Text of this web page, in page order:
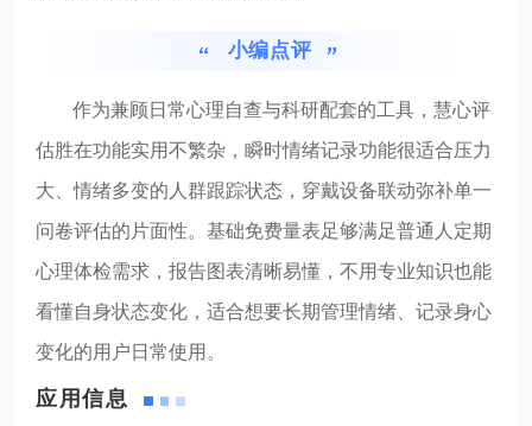
小编点评
作为兼顾日常心理自查与科研配套的工具，慧心评
估胜在功能实用不繁杂，瞬时情绪记录功能很适合压力
大、情绪多变的人群跟踪状态，穿戴设备联动弥补单一
问卷评估的片面性。基础免费量表足够满足普通人定期
心理体检需求，报告图表清晰易懂，不用专业知识也能
看懂自身状态变化，适合想要长期管理情绪、记录身心
变化的用户日常使用。
应用信息